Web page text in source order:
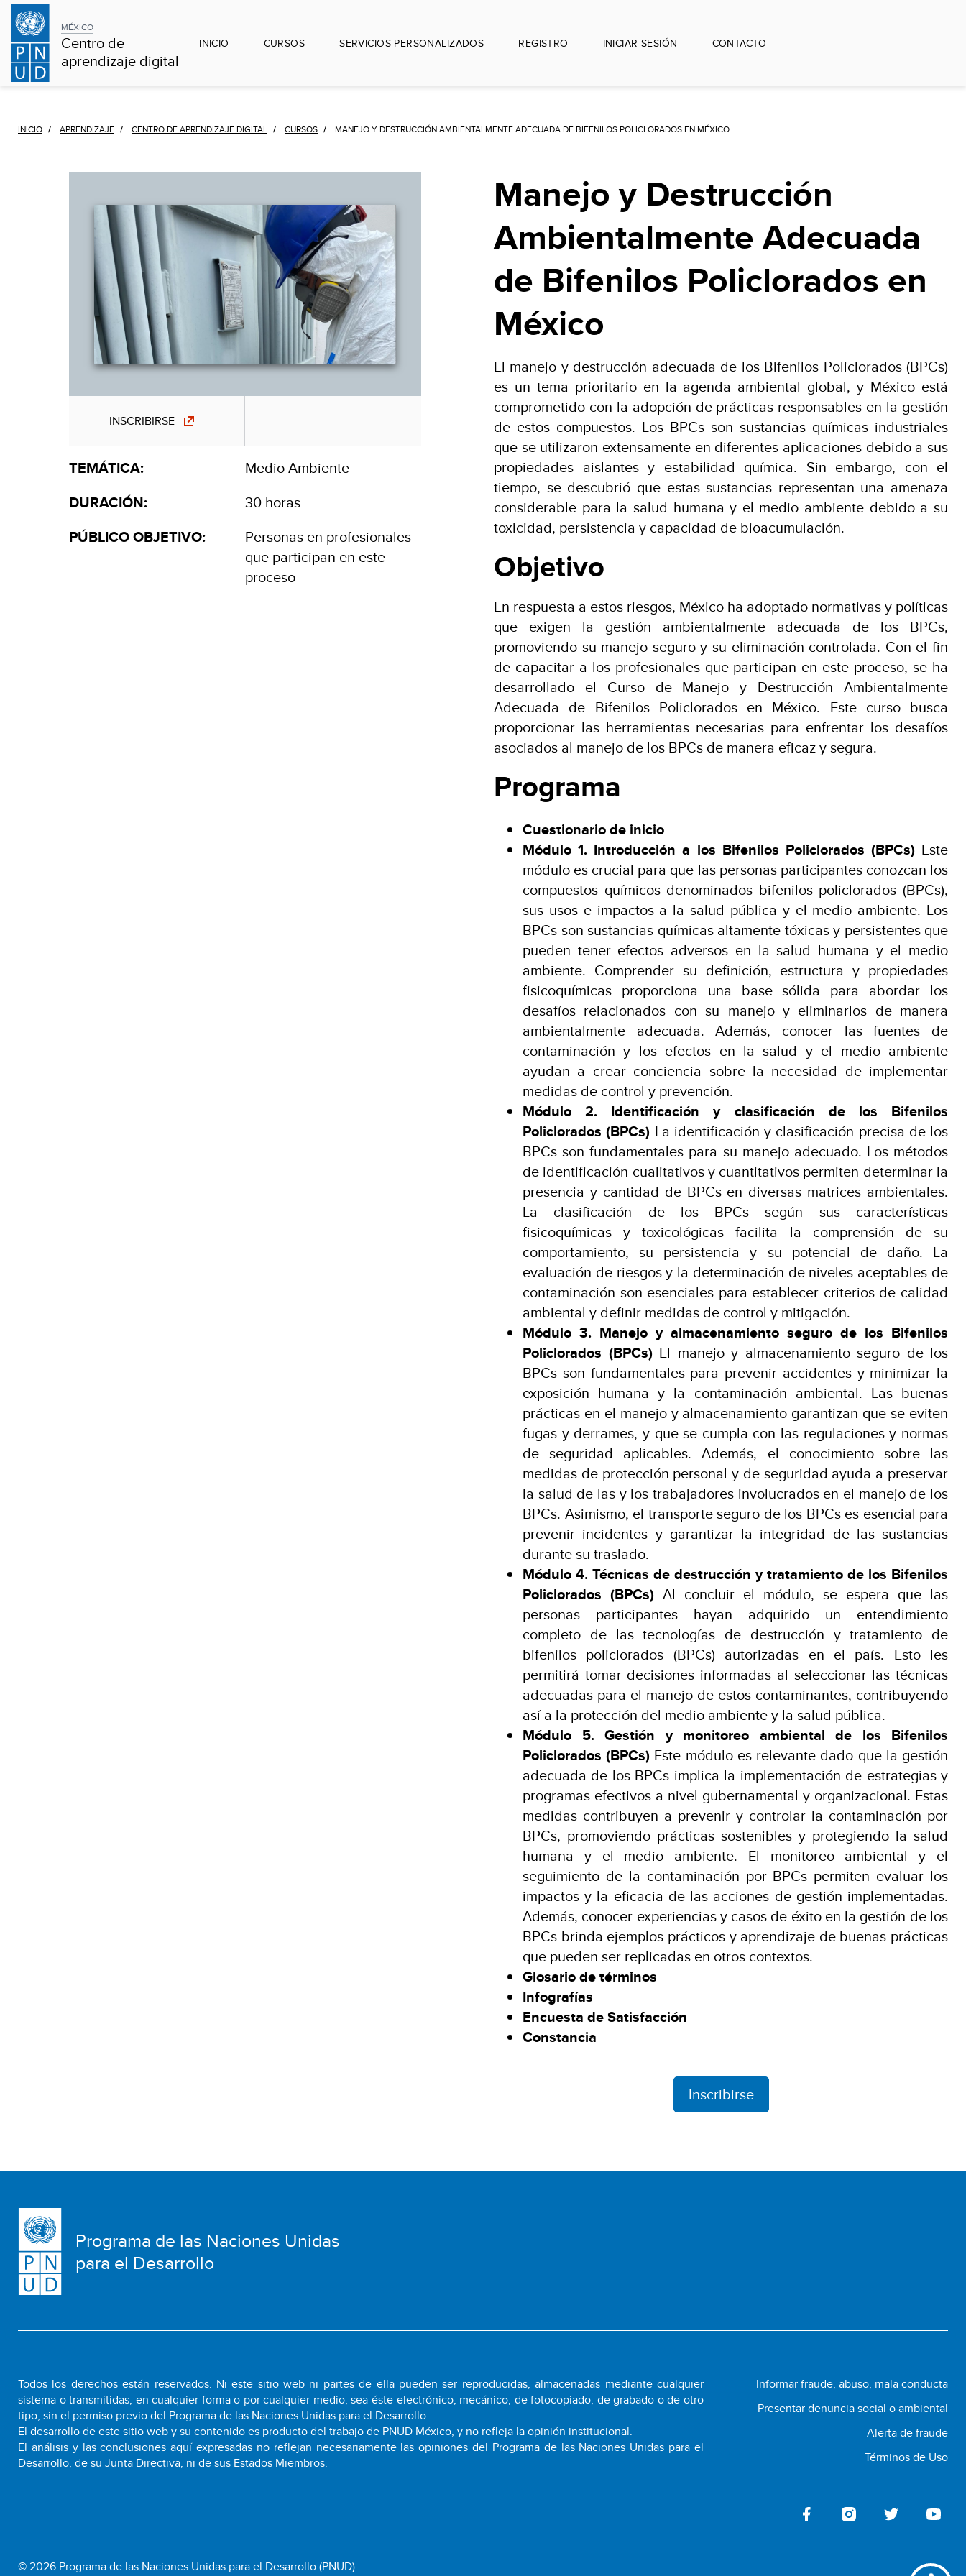
MÉXICO
Centro de
aprendizaje digital
INICIO CURSOS SERVICIOS PERSONALIZADOS REGISTRO INICIAR SESIÓN CONTACTO
INICIO APRENDIZAJE CENTRO DE APRENDIZAJE DIGITAL CURSOS MANEJO Y DESTRUCCIÓN AMBIENTALMENTE ADECUADA DE BIFENILOS POLICLORADOS EN MÉXICO
INSCRIBIRSE
TEMÁTICA: Medio Ambiente
DURACIÓN: 30 horas
PÚBLICO OBJETIVO:
Personas en profesionales
que participan en este
proceso
Manejo y Destrucción
Ambientalmente Adecuada
de Bifenilos Policlorados en
México
El manejo y destrucción adecuada de los Bifenilos Policlorados (BPCs)
es un tema prioritario en la agenda ambiental global, y México está
comprometido con la adopción de prácticas responsables en la gestión
de estos compuestos. Los BPCs son sustancias químicas industriales
que se utilizaron extensamente en diferentes aplicaciones debido a sus
propiedades aislantes y estabilidad química. Sin embargo, con el
tiempo, se descubrió que estas sustancias representan una amenaza
considerable para la salud humana y el medio ambiente debido a su
toxicidad, persistencia y capacidad de bioacumulación.
Objetivo
En respuesta a estos riesgos, México ha adoptado normativas y políticas
que exigen la gestión ambientalmente adecuada de los BPCs,
promoviendo su manejo seguro y su eliminación controlada. Con el fin
de capacitar a los profesionales que participan en este proceso, se ha
desarrollado el Curso de Manejo y Destrucción Ambientalmente
Adecuada de Bifenilos Policlorados en México. Este curso busca
proporcionar las herramientas necesarias para enfrentar los desafíos
asociados al manejo de los BPCs de manera eficaz y segura.
Programa
Cuestionario de inicio
Módulo 1. Introducción a los Bifenilos Policlorados (BPCs)Este
módulo es crucial para que las personas participantes conozcan los
compuestos químicos denominados bifenilos policlorados (BPCs),
sus usos e impactos a la salud pública y el medio ambiente. Los
BPCs son sustancias químicas altamente tóxicas y persistentes que
pueden tener efectos adversos en la salud humana y el medio
ambiente. Comprender su definición, estructura y propiedades
fisicoquímicas proporciona una base sólida para abordar los
desafíos relacionados con su manejo y eliminarlos de manera
ambientalmente adecuada. Además, conocer las fuentes de
contaminación y los efectos en la salud y el medio ambiente
ayudan a crear conciencia sobre la necesidad de implementar
medidas de control y prevención.
Módulo 2. Identificación y clasificación de los Bifenilos
Policlorados (BPCs) La identificación y clasificación precisa de los
BPCs son fundamentales para su manejo adecuado. Los métodos
de identificación cualitativos y cuantitativos permiten determinar la
presencia y cantidad de BPCs en diversas matrices ambientales.
La clasificación de los BPCs según sus características
fisicoquímicas y toxicológicas facilita la comprensión de su
comportamiento, su persistencia y su potencial de daño. La
evaluación de riesgos y la determinación de niveles aceptables de
contaminación son esenciales para establecer criterios de calidad
ambiental y definir medidas de control y mitigación.
Módulo 3. Manejo y almacenamiento seguro de los Bifenilos
Policlorados (BPCs)El manejo y almacenamiento seguro de los
BPCs son fundamentales para prevenir accidentes y minimizar la
exposición humana y la contaminación ambiental. Las buenas
prácticas en el manejo y almacenamiento garantizan que se eviten
fugas y derrames, y que se cumpla con las regulaciones y normas
de seguridad aplicables. Además, el conocimiento sobre las
medidas de protección personal y de seguridad ayuda a preservar
la salud de las y los trabajadores involucrados en el manejo de los
BPCs. Asimismo, el transporte seguro de los BPCs es esencial para
prevenir incidentes y garantizar la integridad de las sustancias
durante su traslado.
Módulo 4. Técnicas de destrucción y tratamiento de los Bifenilos
Policlorados (BPCs) Al concluir el módulo, se espera que las
personas participantes hayan adquirido un entendimiento
completo de las tecnologías de destrucción y tratamiento de
bifenilos policlorados (BPCs) autorizadas en el país. Esto les
permitirá tomar decisiones informadas al seleccionar las técnicas
adecuadas para el manejo de estos contaminantes, contribuyendo
así a la protección del medio ambiente y la salud pública.
Módulo 5. Gestión y monitoreo ambiental de los Bifenilos
Policlorados (BPCs) Este módulo es relevante dado que la gestión
adecuada de los BPCs implica la implementación de estrategias y
programas efectivos a nivel gubernamental y organizacional. Estas
medidas contribuyen a prevenir y controlar la contaminación por
BPCs, promoviendo prácticas sostenibles y protegiendo la salud
humana y el medio ambiente. El monitoreo ambiental y el
seguimiento de la contaminación por BPCs permiten evaluar los
impactos y la eficacia de las acciones de gestión implementadas.
Además, conocer experiencias y casos de éxito en la gestión de los
BPCs brinda ejemplos prácticos y aprendizaje de buenas prácticas
que pueden ser replicadas en otros contextos.
Glosario de términos
Infografías
Encuesta de Satisfacción
Constancia
Inscribirse
Programa de las Naciones Unidas
para el Desarrollo
Todos los derechos están reservados. Ni este sitio web ni partes de ella pueden ser reproducidas, almacenadas mediante cualquier
sistema o transmitidas, en cualquier forma o por cualquier medio, sea éste electrónico, mecánico, de fotocopiado, de grabado o de otro
tipo, sin el permiso previo del Programa de las Naciones Unidas para el Desarrollo.
El desarrollo de este sitio web y su contenido es producto del trabajo de PNUD México, y no refleja la opinión institucional.
El análisis y las conclusiones aquí expresadas no reflejan necesariamente las opiniones del Programa de las Naciones Unidas para el
Desarrollo, de su Junta Directiva, ni de sus Estados Miembros.
Informar fraude, abuso, mala conducta
Presentar denuncia social o ambiental
Alerta de fraude
Términos de Uso
© 2026 Programa de las Naciones Unidas para el Desarrollo (PNUD)